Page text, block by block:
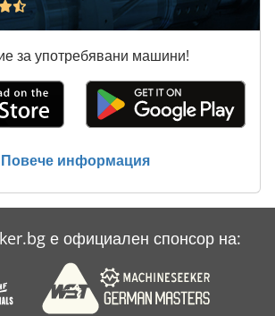
за употребявани машини!
Повече информация
е официален спонсор на: